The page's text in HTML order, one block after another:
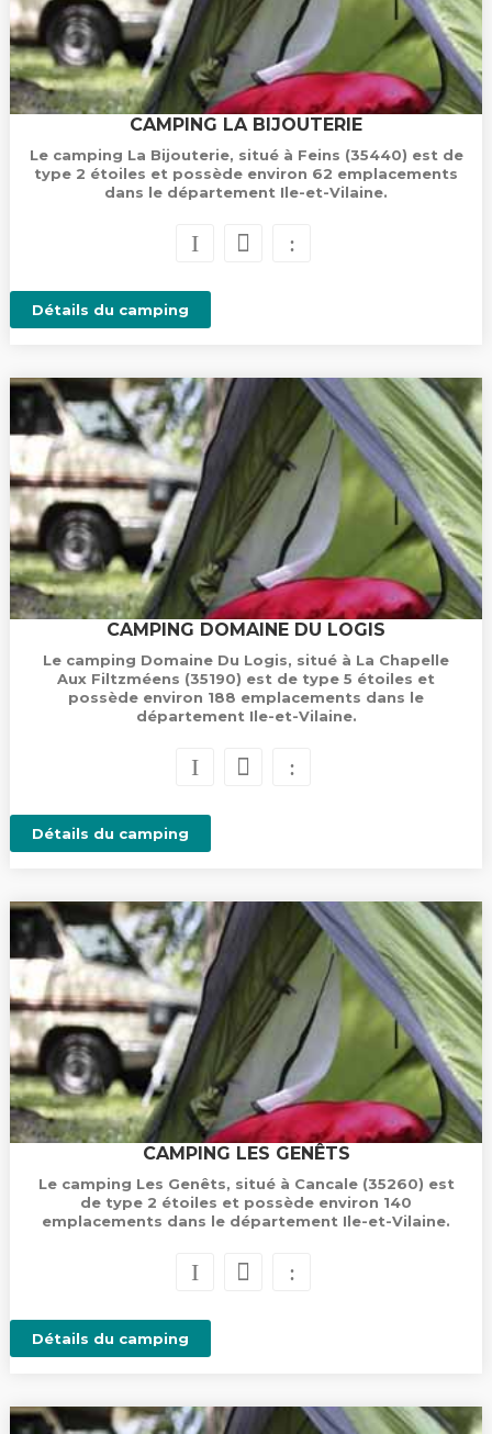
CAMPING LA BIJOUTERIE
Le camping La Bijouterie, situé à Feins (35440) est de
type 2 étoiles et possède environ 62 emplacements
dans le département Ile-et-Vilaine.
Détails du camping
CAMPING DOMAINE DU LOGIS
Le camping Domaine Du Logis, situé à La Chapelle
Aux Filtzméens (35190) est de type 5 étoiles et
possède environ 188 emplacements dans le
département Ile-et-Vilaine.
Détails du camping
CAMPING LES GENÊTS
Le camping Les Genêts, situé à Cancale (35260) est
de type 2 étoiles et possède environ 140
emplacements dans le département Ile-et-Vilaine.
Détails du camping